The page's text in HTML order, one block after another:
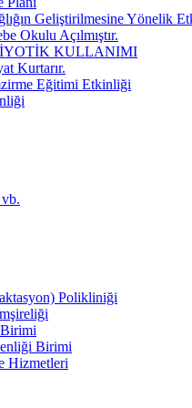
Geliştirilmesine Yönelik
Okulu Açılmıştır.
KULLANIMI
Kurtarır.
Eğitimi Etkinliği
Polikliniği
Birimi
Birimi
Hizmetleri